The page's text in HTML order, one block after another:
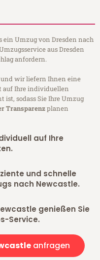
Umzug von Dresden nach
aus Dresden
anfordern.
und wir liefern Ihnen eine
auf Ihre individuellen
ist, sodass Sie Ihre Umzug
Transparenzplanen
auf Ihre
und schnelle
nach Newcastle.
genießen Sie
Service.
anfragen